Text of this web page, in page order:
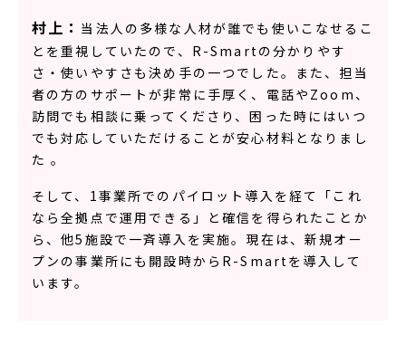
村上： 当法人の多様な人材が誰でも使いこなせる‎こ
とを重視していたので、R-Smartの分かりやす
さ・使いやすさも決め手の一つでした。また、担当
者の方のサポートが非常に手厚く、電話やZoom、
訪問でも相談に乗ってくださり、困った時にはいつ
でも対応していただけることが安心材料となりまし
た ‎。 ‎
そして、1事業所でのパイロット導入を経て「これ
なら全拠点で運用できる」と確信を得られたことか
ら、他5施設で一斉導入を実施。現在は、新規オー
プンの事業所にも開設時からR-Smartを導入して
います。